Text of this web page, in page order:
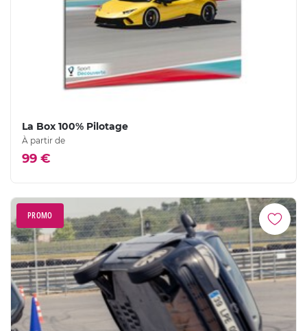
La Box 100% Pilotage
À partir de
99 €
PROMO